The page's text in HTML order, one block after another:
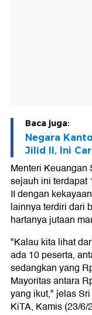
Baca juga:
Negara
Jilid II, Ini
Menteri Keuangan
sejauh ini terdapat
II dengan
lainnya terdiri dari
hartanya jutaan
"Kalau kita lihat
ada 10 peserta,
sedangkan yang
Mayoritas antara
yang ikut," jelas
KiTA, Kamis (23/6/